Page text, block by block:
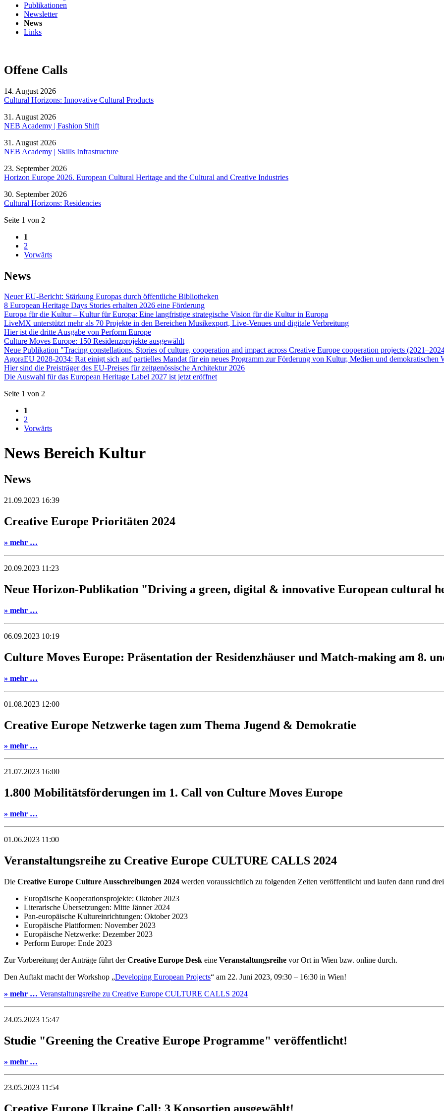
Publikationen
Newsletter
News
Links
Offene Calls
14. August 2026
Cultural Horizons: Innovative Cultural Products
31. August 2026
NEB Academy | Fashion Shift
31. August 2026
NEB Academy | Skills Infrastructure
23. September 2026
Horizon Europe 2026. European Cultural Heritage and the Cultural and Creative Industries
30. September 2026
Cultural Horizons: Residencies
Seite 1 von 2
1
2
Vorwärts
News
Neuer EU-Bericht: Stärkung Europas durch öffentliche Bibliotheken
8 European Heritage Days Stories erhalten 2026 eine Förderung
Europa für die Kultur – Kultur für Europa: Eine langfristige strategische Vision für die Kultur in Europa
LiveMX unterstützt mehr als 70 Projekte in den Bereichen Musikexport, Live-Venues und digitale Verbreitung
Hier ist die dritte Ausgabe von Perform Europe
Culture Moves Europe: 150 Residenzprojekte ausgewählt
Neue Publikation "Tracing constellations. Stories of culture, cooperation and impact across Creative Europe cooperation projects
AgoraEU 2028-2034: Rat einigt sich auf partielles Mandat für ein neues Programm zur Förderung von Kultur, Medien und demokratischen
Hier sind die Preisträger des EU-Preises für zeitgenössische Architektur 2026
Die Auswahl für das European Heritage Label 2027 ist jetzt eröffnet
Seite 1 von 2
1
2
Vorwärts
News Bereich Kultur
News
21.09.2023 16:39
Creative Europe Prioritäten 2024
» mehr …
20.09.2023 11:23
Neue Horizon-Publikation "Driving a green, digital & innovative European cultural
» mehr …
06.09.2023 10:19
Culture Moves Europe: Präsentation der Residenzhäuser und Match-making am 8.
» mehr …
01.08.2023 12:00
Creative Europe Netzwerke tagen zum Thema Jugend & Demokratie
» mehr …
21.07.2023 16:00
1.800 Mobilitätsförderungen im 1. Call von Culture Moves Europe
» mehr …
01.06.2023 11:00
Veranstaltungsreihe zu Creative Europe CULTURE CALLS 2024
Die Creative Europe Culture Ausschreibungen 2024 werden voraussichtlich zu folgenden Zeiten veröffentlicht und laufen dann rund
Europäische Kooperationsprojekte: Oktober 2023
Literarische Übersetzungen: Mitte Jänner 2024
Pan-europäische Kultureinrichtungen: Oktober 2023
Europäische Plattformen: November 2023
Europäische Netzwerke: Dezember 2023
Perform Europe: Ende 2023
Zur Vorbereitung der Anträge führt derCreative Europe Desk eine Veranstaltungsreihe vor Ort in Wien bzw. online durch.
Den Auftakt macht der Workshop „Developing European Projects“ am 22. Juni 2023, 09:30 – 16:30 in Wien!
» mehr … Veranstaltungsreihe zu Creative Europe CULTURE CALLS 2024
24.05.2023 15:47
Studie "Greening the Creative Europe Programme" veröffentlicht!
» mehr …
23.05.2023 11:54